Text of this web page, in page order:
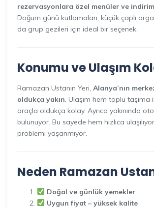
rezervasyonlara özel menüler ve
Doğum günü kutlamaları, küçük çaplı
da grup gezileri için ideal bir seçenek.
Konumu ve Ulaşım
Ramazan Ustanın Yeri, Alanya’nın
oldukça yakın . Ulaşım hem toplu
araçla oldukça kolay. Ayrıca yakınında
bulunuyor. Bu sayede hem hızlıca
problemi yaşanmıyor.
Neden Ramazan
Doğal ve günlük yemekler
Uygun fiyat – yüksek kalite